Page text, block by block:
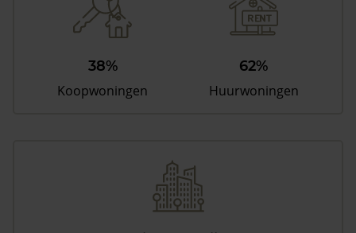
38%
Koopwoningen
62%
Huurwoningen